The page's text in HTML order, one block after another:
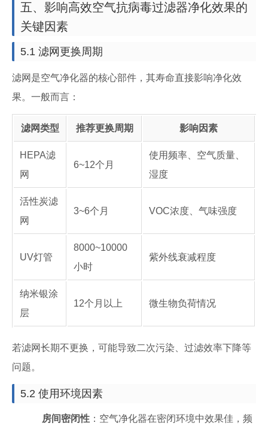
五、影响高效空气抗病毒过滤器净化效果的
关键因素
5.1 滤网更换周期
滤网是空气净化器的核心部件，其寿命直接影响净化效
果。一般而言：
滤网类型 推荐更换周期 影响因素
HEPA滤
网
6~12个月
使用频率、空气质量、
湿度
活性炭滤
网
3~6个月 VOC浓度、气味强度
UV灯管
8000~10000
小时
紫外线衰减程度
纳米银涂
层
12个月以上 微生物负荷情况
若滤网长期不更换，可能导致二次污染、过滤效率下降等
问题。
5.2 使用环境因素
房间密闭性 ：空气净化器在密闭环境中效果佳，频